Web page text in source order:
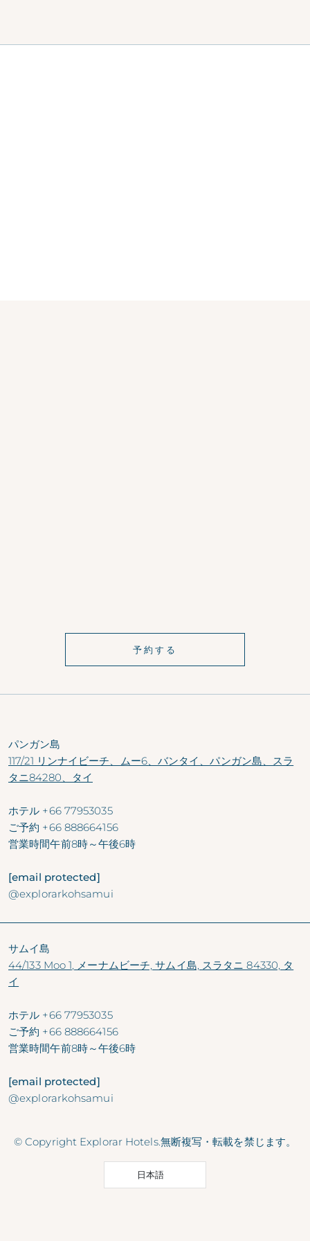
す！
予約する
パンガン島
117/21 リンナイビーチ、ムー6、バンタイ、パンガン島、スラ
タニ84280、タイ
ホテル +66 77953035
ご予約 +66 888664156
営業時間午前8時～午後6時
[email protected]
@explorarkohsamui
サムイ島
44/133 Moo 1, メーナムビーチ, サムイ島, スラタニ 84330, タ
イ
ホテル +66 77953035
ご予約 +66 888664156
営業時間午前8時～午後6時
[email protected]
@explorarkohsamui
© Copyright Explorar Hotels.無断複写・転載を禁じます。
日本語